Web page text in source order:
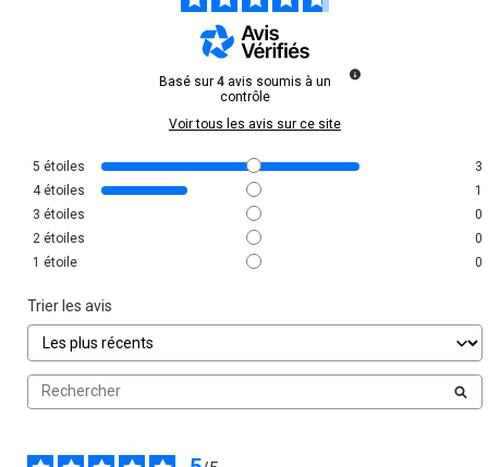
Basé sur 4 avis soumis à un
contrôle
Voir tous les avis sur ce site
5 étoiles
3
4 étoiles
1
3 étoiles
0
2 étoiles
0
1 étoile 0
Trier les avis